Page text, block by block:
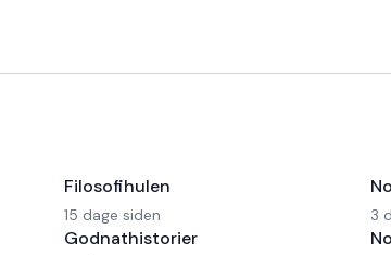
Filosofihulen
15 dage siden
Godnathistorier
3